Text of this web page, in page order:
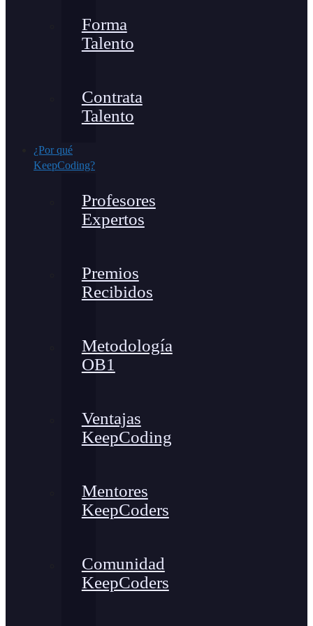
Forma
Talento
Contrata
Talento
¿Por qué
KeepCoding?
Profesores
Expertos
Premios
Recibidos
Metodología
OB1
Ventajas
KeepCoding
Mentores
KeepCoders
Comunidad
KeepCoders